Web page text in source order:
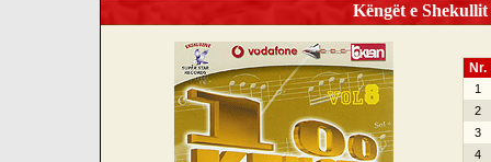
Këngët e
Nr.
1
2
3
4